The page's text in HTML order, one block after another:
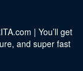
| You’ll get
and super fast